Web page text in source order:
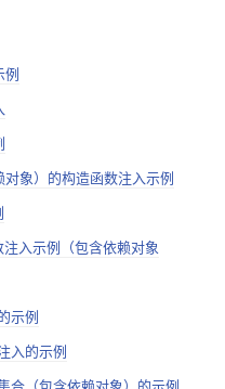
例
象）的构造函数注入示例
入示例（包含依赖对象
示例
入的示例